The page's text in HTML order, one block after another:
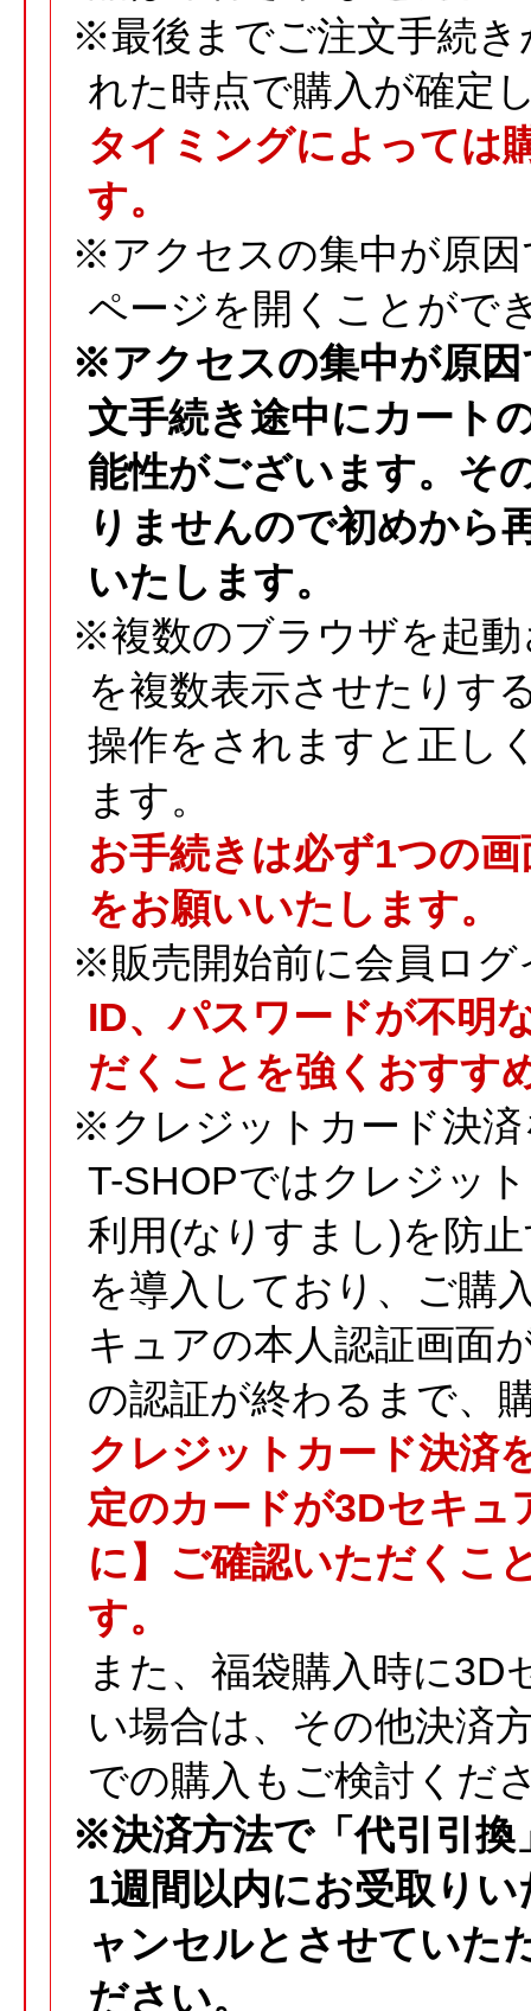
※最後までご注文手続き
れた時点で購入が確定
タイミングによっては
す。
※アクセスの集中が原
ページを開くことがで
※アクセスの集中が原
文手続き途中にカート
能性がございます。そ
りませんので初めから
いたします。
※複数のブラウザを起
を複数表示させたりす
操作をされますと正し
ます。
お手続きは必ず1つの
をお願いいたします。
※販売開始前に会員ロ
ID、パスワードが不明
だくことを強くおすす
※クレジットカード決
T-SHOPではクレジッ
利用(なりすまし)を防
を導入しており、ご購
キュアの本人認証画面
の認証が終わるまで、
クレジットカード決済
定のカードが3Dセキュ
に】ご確認いただくこ
す。
また、福袋購入時に3D
い場合は、その他決済
での購入もご検討くだ
※決済方法で「代引引換
1週間以内にお受取り
ャンセルとさせていた
ださい。